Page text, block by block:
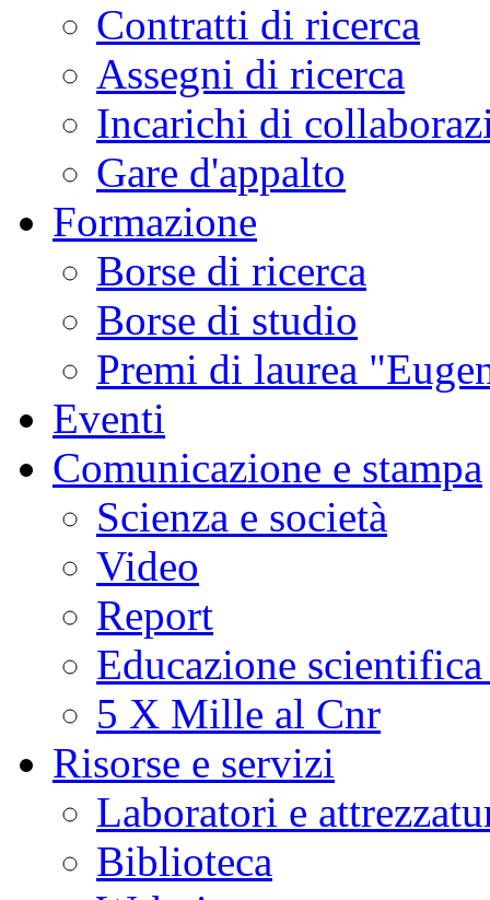
Contratti di ricerca
Assegni di ricerca
Incarichi di
Gare d'appalto
Formazione
Borse di ricerca
Borse di studio
Premi di laurea
Eventi
Comunicazione e stampa
Scienza e società
Video
Report
Educazione
5 X Mille al Cnr
Risorse e servizi
Laboratori e
Biblioteca